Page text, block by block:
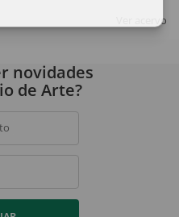
Ver acervo
novidades
de Arte?